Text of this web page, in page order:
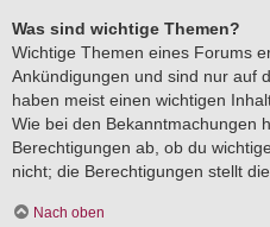
Was sind wichtige Themen?
Wichtige Themen eines Forums
Ankündigungen und sind nur auf
haben meist einen wichtigen
Wie bei den Bekanntmachungen
Berechtigungen ab, ob du
nicht; die Berechtigungen stellt
Nach oben